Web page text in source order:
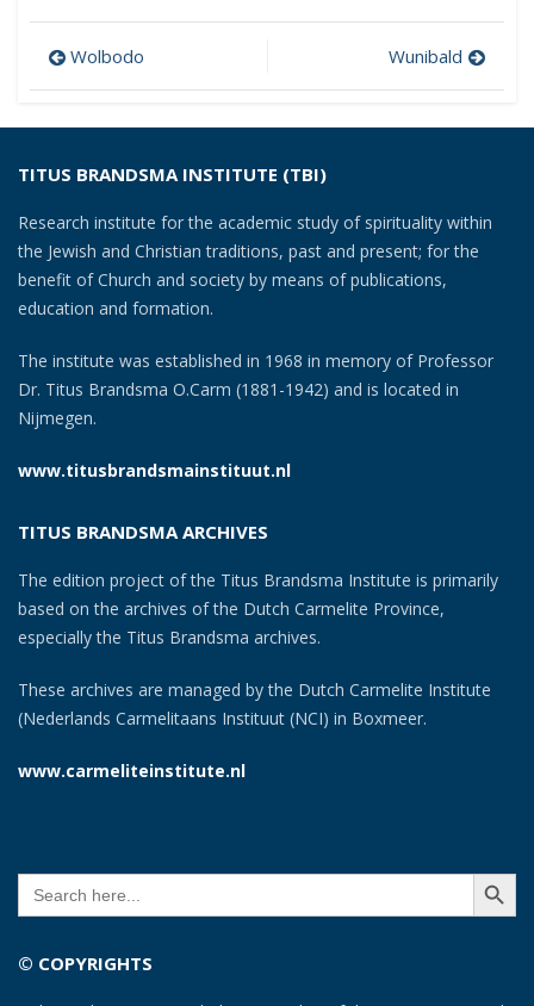
Post
navigation
Wolbodo Wunibald
TITUS BRANDSMA INSTITUTE (TBI)
Research institute for the academic study of spirituality within
the Jewish and Christian traditions, past and present; for the
benefit of Church and society by means of publications,
education and formation.
The institute was established in 1968 in memory of Professor
Dr. Titus Brandsma O.Carm (1881-1942) and is located in
Nijmegen.
www.titusbrandsmainstituut.nl
TITUS BRANDSMA ARCHIVES
The edition project of the Titus Brandsma Institute is primarily
based on the archives of the Dutch Carmelite Province,
especially the Titus Brandsma archives.
These archives are managed by the Dutch Carmelite Institute
(Nederlands Carmelitaans Instituut (NCI) in Boxmeer.
www.carmeliteinstitute.nl
Search
for:
SEARCH
© COPYRIGHTS